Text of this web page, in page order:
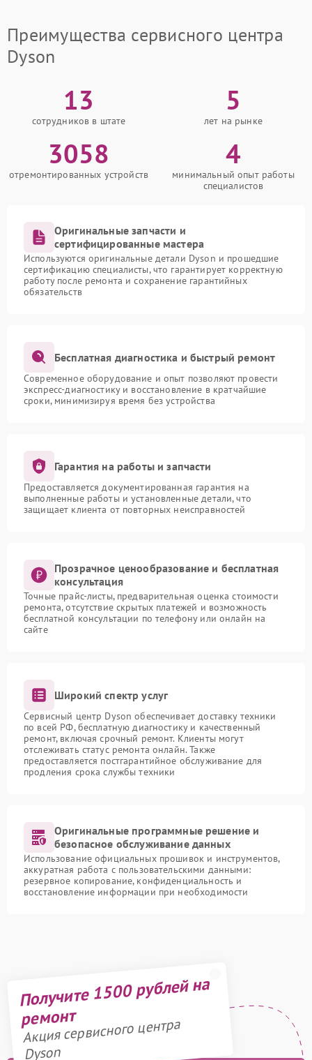
Преимущества сервисного центра
Dyson
13
сотрудников в штате
5
лет на рынке
3058
отремонтированных устройств
4
минимальный опыт работы
специалистов
Оригинальные запчасти и
сертифицированные мастера
Используются оригинальные детали Dyson и прошедшие
сертификацию специалисты, что гарантирует корректную
работу после ремонта и сохранение гарантийных
обязательств
Бесплатная диагностика и быстрый ремонт
Современное оборудование и опыт позволяют провести
экспресс-диагностику и восстановление в кратчайшие
сроки, минимизируя время без устройства
Гарантия на работы и запчасти
Предоставляется документированная гарантия на
выполненные работы и установленные детали, что
защищает клиента от повторных неисправностей
Прозрачное ценообразование и бесплатная
консультация
Точные прайс-листы, предварительная оценка стоимости
ремонта, отсутствие скрытых платежей и возможность
бесплатной консультации по телефону или онлайн на
сайте
Широкий спектр услуг
Сервисный центр Dyson обеспечивает доставку техники
по всей РФ, бесплатную диагностику и качественный
ремонт, включая срочный ремонт. Клиенты могут
отслеживать статус ремонта онлайн. Также
предоставляется постгарантийное обслуживание для
продления срока службы техники
Оригинальные программные решение и
безопасное обслуживание данных
Использование официальных прошивок и инструментов,
аккуратная работа с пользовательскими данными:
резервное копирование, конфиденциальность и
восстановление информации при необходимости
Получите 1500 рублей на
ремонт
Акция сервисного центра
Dyson